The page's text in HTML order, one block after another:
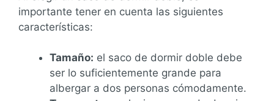
importante tener en cuenta las siguientes
características:
Tamaño: el saco de dormir doble debe
ser lo suficientemente grande para
albergar a dos personas cómodamente.